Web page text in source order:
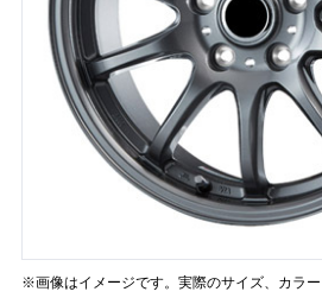
※画像はイメージです。実際のサイズ、カラー